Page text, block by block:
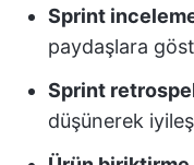
Sprint
paydaşlara
Sprint
düşünerek